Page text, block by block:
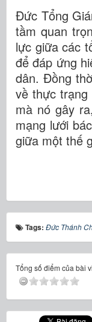
Đức Tổng
tầm quan
lực giữa các
để đáp ứng
dân. Đồng
về thực trạng
mà nó gây
mạng lưới
giữa một thế
Tags: Đức Thánh
Tổng số điểm của bài